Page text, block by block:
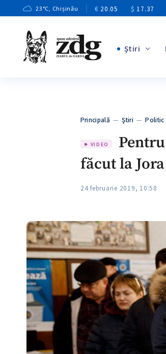
23 °C, Chișinău € 20.05 $ 17.37
Ştiri
Principală —Ştiri —Politic
VIDEO
făcut la
24 februarie 2019, 10:58